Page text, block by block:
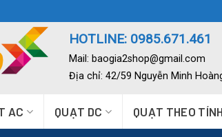
HOTLINE: 0985.671.461
Mail: baogia2shop@gmail.com
Địa chỉ: 42/59 Nguyễn Minh
AC QUẠT DC QUẠT THEO